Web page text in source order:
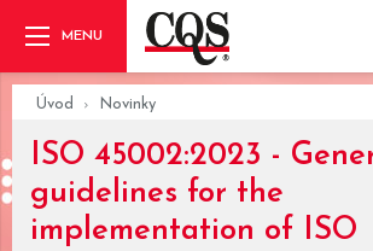
Úvod Novinky
ISO 45002:2023 -
guidelines for the
implementation of ISO